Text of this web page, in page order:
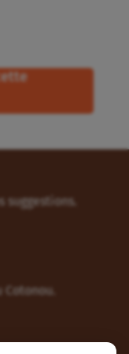
suggestions.
Cotonou.